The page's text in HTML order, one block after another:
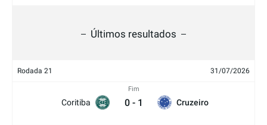
Últimos resultados
Rodada 21 31/07/2026
Coritiba
Fim
0 - 1 Cruzeiro